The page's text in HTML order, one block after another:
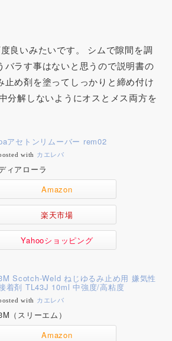
良いみたいです。 シムで隙間を調
バラす事はないと思うので説明書の
止め剤を塗ってしっかりと締め付け
分解しないようにオスとメス両方を
アセトンリムーバー rem02
with カエレバ
ィアローラ
Amazon
楽天市場
Yahooショッピング
Scotch-Weld ねじゆるみ止め用 嫌気性
着剤 TL43J 10ml 中強度/高粘度
with カエレバ
（スリーエム）
Amazon